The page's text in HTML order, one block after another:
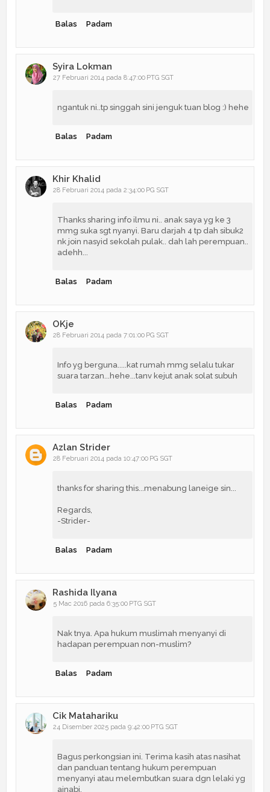
Balas Padam
Syira Lokman
27 Februari 2014 pada 8:47:00 PTG SGT
ngantuk ni..tp singgah sini jenguk tuan blog :) hehe
Balas Padam
Khir Khalid
28 Februari 2014 pada 2:34:00 PG SGT
Thanks sharing info ilmu ni.. anak saya yg ke 3
mmg suka sgt nyanyi. Baru darjah 4 tp dah sibuk2
nk join nasyid sekolah pulak.. dah lah perempuan..
adehh...
Balas Padam
OKje
28 Februari 2014 pada 7:01:00 PG SGT
Info yg berguna.....kat rumah mmg selalu tukar
suara tarzan...hehe...tanv kejut anak solat subuh
Balas Padam
Azlan Strider
28 Februari 2014 pada 10:47:00 PG SGT
thanks for sharing this...menabung laneige sin...
Regards,
-Strider-
Balas Padam
Rashida Ilyana
5 Mac 2016 pada 6:35:00 PTG SGT
Nak tnya. Apa hukum muslimah menyanyi di
hadapan perempuan non-muslim?
Balas Padam
Cik Matahariku
24 Disember 2025 pada 9:42:00 PTG SGT
Bagus perkongsian ini. Terima kasih atas nasihat
dan panduan tentang hukum perempuan
menyanyi atau melembutkan suara dgn lelaki yg
ajnabi.